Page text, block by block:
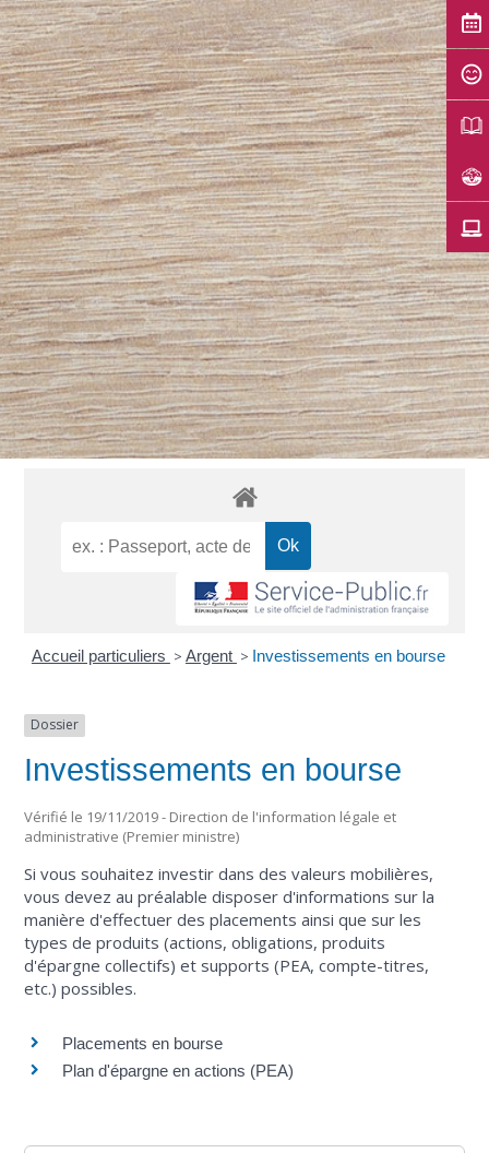
Accueil particuliers > Argent > Investissements en bourse
Dossier
Investissements en bourse
Vérifié le 19/11/2019 - Direction de l'information légale et
administrative (Premier ministre)
Si vous souhaitez investir dans des valeurs mobilières,
vous devez au préalable disposer d'informations sur la
manière d'effectuer des placements ainsi que sur les
types de produits (actions, obligations, produits
d'épargne collectifs) et supports (PEA, compte-titres,
etc.) possibles.
Placements en bourse
Plan d'épargne en actions (PEA)